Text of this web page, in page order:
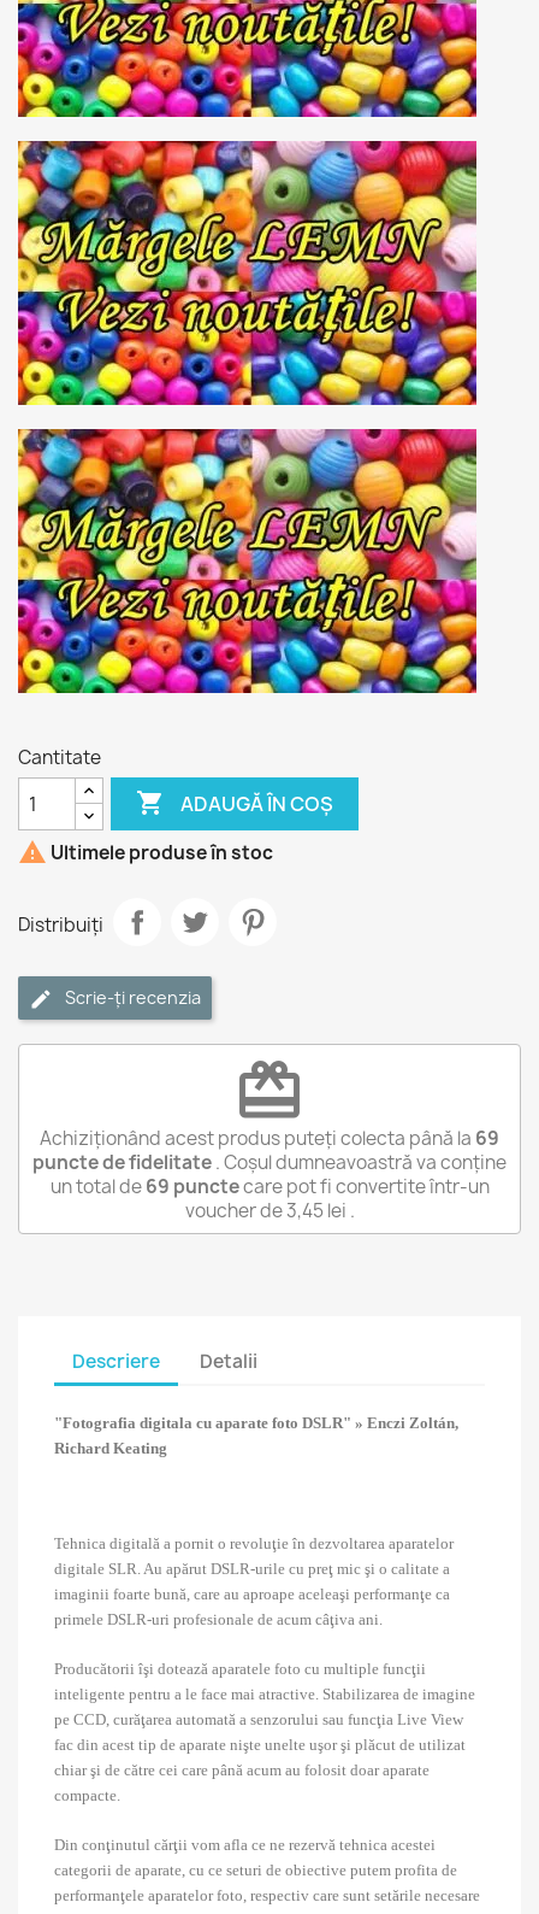
Cantitate
 ADAUGĂ ÎN COȘ
 Ultimele produse în stoc
Distribuiți
Scrie-ți recenzia
redeem
Achiziționând acest produs puteți colecta până la 69
puncte de fidelitate. Coșul dumneavoastră va conține
un total de69 punctecare pot fi convertite într-un
voucher de3,45 lei .
Descriere Detalii
"Fotografia digitala cu aparate foto DSLR" » Enczi Zoltán,
Richard Keating
Tehnica digitală a pornit o revoluţie în dezvoltarea aparatelor
digitale SLR. Au apărut DSLR-urile cu preţ mic şi o calitate a
imaginii foarte bună, care au aproape aceleaşi performanţe ca
primele DSLR-uri profesionale de acum câţiva ani.
Producătorii îşi dotează aparatele foto cu multiple funcţii
inteligente pentru a le face mai atractive. Stabilizarea de imagine
pe CCD, curăţarea automată a senzorului sau funcţia Live View
fac din acest tip de aparate nişte unelte uşor şi plăcut de utilizat
chiar şi de către cei care până acum au folosit doar aparate
compacte.
Din conţinutul cărţii vom afla ce ne rezervă tehnica acestei
categorii de aparate, cu ce seturi de obiective putem profita de
performanţele aparatelor foto, respectiv care sunt setările necesare